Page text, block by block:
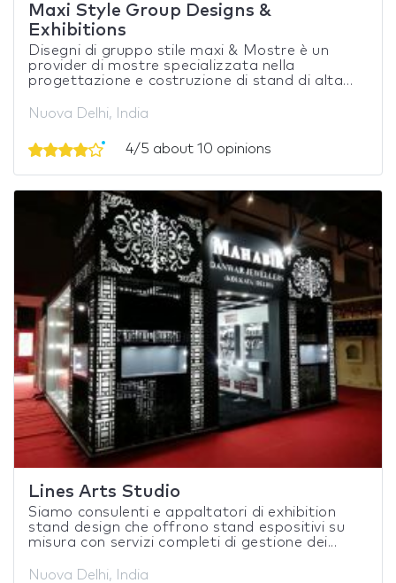
Maxi Style Group Designs &
Exhibitions
Disegni di gruppo stile maxi & Mostre è un
provider di mostre specializzata nella
progettazione e costruzione di stand di alta...
Nuova Delhi, India
4/5 about 10 opinions
Lines Arts Studio
Siamo consulenti e appaltatori di exhibition
stand design che offrono stand espositivi su
misura con servizi completi di gestione dei...
Nuova Delhi, India